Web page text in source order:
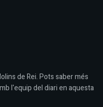
de Rei. Pots saber més
l'equip del diari en aquesta